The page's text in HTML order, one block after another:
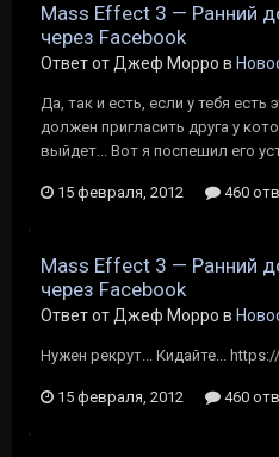
Mass Effect 3 — Ранний
через Facebook
Ответ от Джеф Морро в
Да, так и есть, если у тебя
должен пригласить друга у
выйдет... Вот я поспешил его
15 февраля, 2012 460
Mass Effect 3 — Ранний
через Facebook
Ответ от Джеф Морро в
Нужен рекрут... Кидайте...
15 февраля, 2012 460